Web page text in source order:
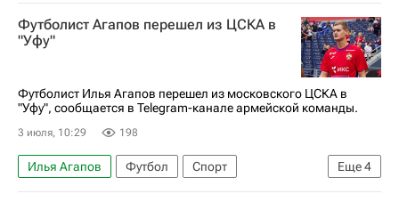
Футболист Агапов перешел из ЦСКА в
"Уфу"
Футболист Илья Агапов перешел из московского ЦСКА в
"Уфу", сообщается в Telegram-канале армейской команды.
3 июля, 10:29 198
Еще4
Илья Агапов Футбол
Спорт
Республика Башкортостан
ПФК ЦСКА